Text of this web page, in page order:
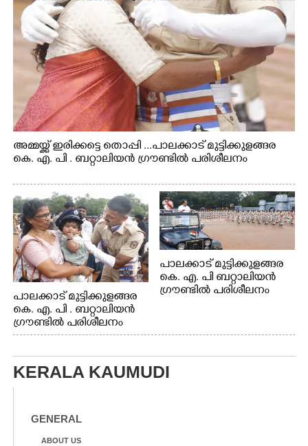
അമ്മയ്ക്ക് ഇരിക്കട്ടെ തൊപ്പി ...പാലക്കാട് മുട്ടിക്കുളങ്ങര
കെ. എ. പി . ബറ്റാലിയൻ ഗ്രൗണ്ടിൽ പരിശീലനം
പാലക്കാട് മുട്ടിക്കുളങ്ങര
കെ. എ. പി . ബറ്റാലിയൻ
ഗ്രൗണ്ടിൽ പരിശീലനം
പാലക്കാട് മുട്ടിക്കുളങ്ങര
കെ. എ. പി ബറ്റാലിയൻ
ഗ്രൗണ്ടിൽ പരിശീലനം
KERALA KAUMUDI
GENERAL
ABOUT US